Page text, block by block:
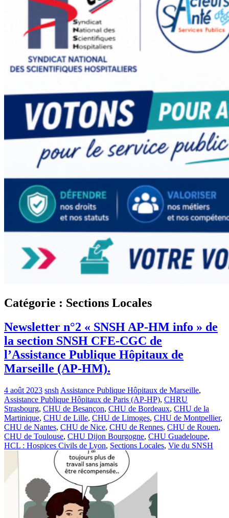
Catégorie : Sections Locales
Newsletter n°2 « SNSH AP-HM info » de
la section SNSH CFE-CGC de
l’Assistance Publique Hôpitaux de
Marseille (AP-HM).
4 août 2023 snsh Assistance Publique Hôpitaux de Marseille,
Assistance Publique Hôpitaux de Paris (AP-HP), CHRU
Strasbourg, CHU de Besançon, CHU de Bordeaux, CHU de la
Martinique, CHU de Lille, CHU de Limoges, CHU de Montpellier,
CHU de Nantes, CHU de Nice, CHU de Rennes, CHU de Rouen,
CHU de Toulouse, CHU Dijon Bourgogne, CHU Guadeloupe,
HCL : Hospices Civils de Lyon, Sections Locales, Vie du SNSH